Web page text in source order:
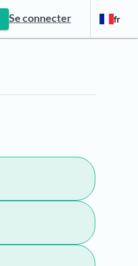
Se connecter fr